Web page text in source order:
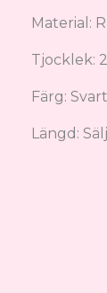
Material:
Tjocklek:
Färg: Svart
Längd: